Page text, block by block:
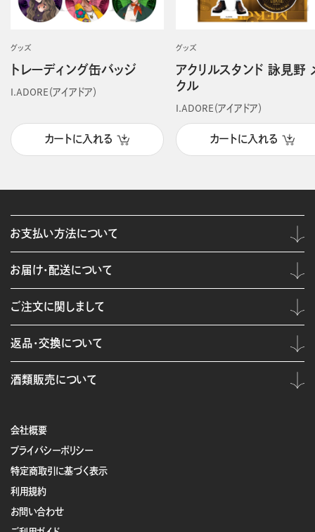
グッズ
トレーディング缶バッジ
I.ADORE（アイアドア）
カートに入れる
グッズ
アクリルスタンド 詠見野
クル
I.ADORE（アイアドア）
カートに入れる
会社概要
プライバシーポリシー
特定商取引に基づく表示
利用規約
お問い合わせ
お支払い方法について
お届け・配送について
ご注文に関しまして
返品・交換について
酒類販売について